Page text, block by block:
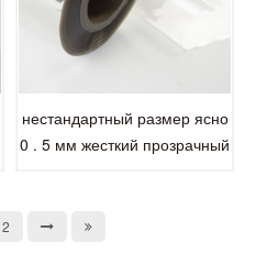
нестандартный размер ясно
0 . 5 мм жесткий прозрачный
2